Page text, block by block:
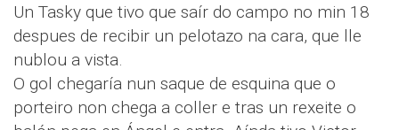
Un Tasky que tivo que saír do campo no min 18
despues de recibir un pelotazo na cara, que lle
nublou a vista.
O gol chegaría nun saque de esquina que o
porteiro non chega a coller e tras un rexeite o